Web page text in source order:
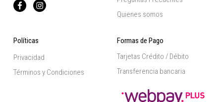
Quienes somos
Políticas
Privacidad
Términos y Condiciones
Formas de Pago
Tarjetas Crédito / Débito
Transferencia bancaria